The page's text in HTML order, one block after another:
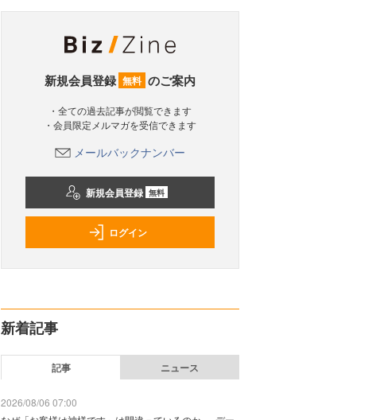
新規会員登録 無料 のご案内
・全ての過去記事が閲覧できます
・会員限定メルマガを受信できます
メールバックナンバー
新規会員登録 無料
ログイン
新着記事
記事 ニュース
2026/08/06 07:00